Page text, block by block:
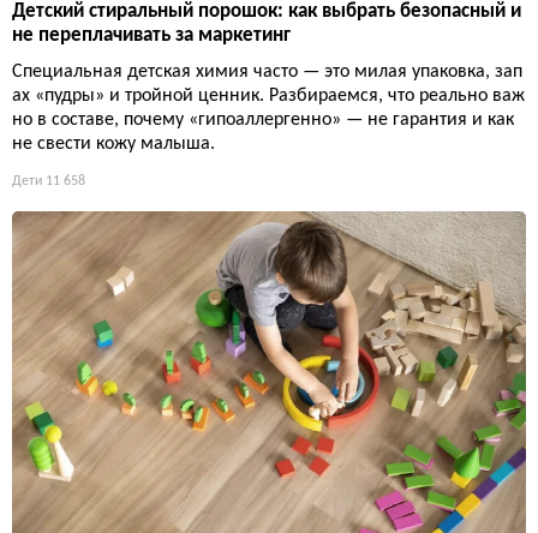
Детский стиральный порошок: как выбрать безопасный и
не переплачивать за маркетинг
Специальная детская химия часто — это милая упаковка, зап
ах «пудры» и тройной ценник. Разбираемся, что реально важ
но в составе, почему «гипоаллергенно» — не гарантия и как
не свести кожу малыша.
Дети 11 658